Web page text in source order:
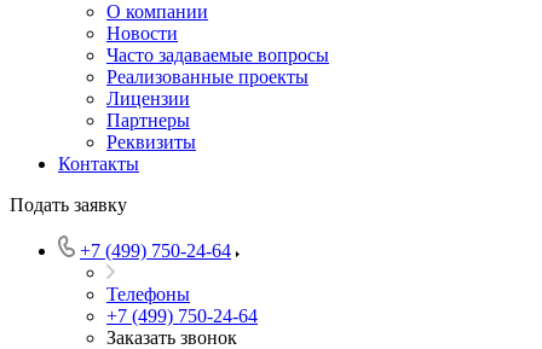
О компании
Новости
Часто задаваемые вопросы
Реализованные проекты
Лицензии
Партнеры
Реквизиты
Контакты
Подать заявку
+7 (499) 750-24-64
Телефоны
+7 (499) 750-24-64
Заказать звонок